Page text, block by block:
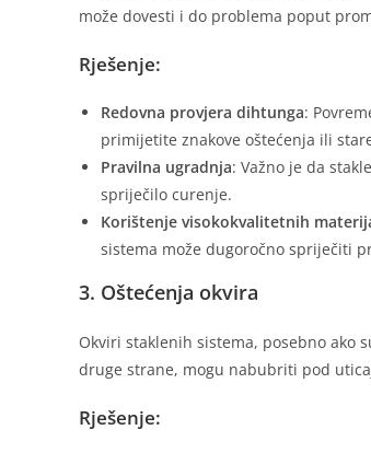
može dovesti i do problema poput
Rješenje:
Redovna provjera dihtunga:
primijetite znakove oštećenja ili
Pravilna ugradnja: Važno je da
spriječilo curenje.
Korištenje visokokvalitetnih
sistema može dugoročno spriječiti
3. Oštećenja okvira
Okviri staklenih sistema, posebno ako
druge strane, mogu nabubriti pod
Rješenje: